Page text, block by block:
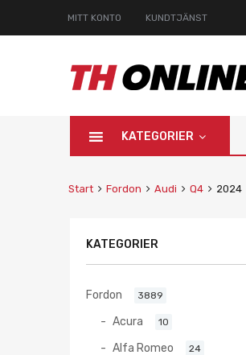
MITT KONTO KUNDTJÄNST
KATEGORIER
Start Fordon Audi Q4 2024
KATEGORIER
Fordon 3889
Acura 10
Alfa Romeo 24